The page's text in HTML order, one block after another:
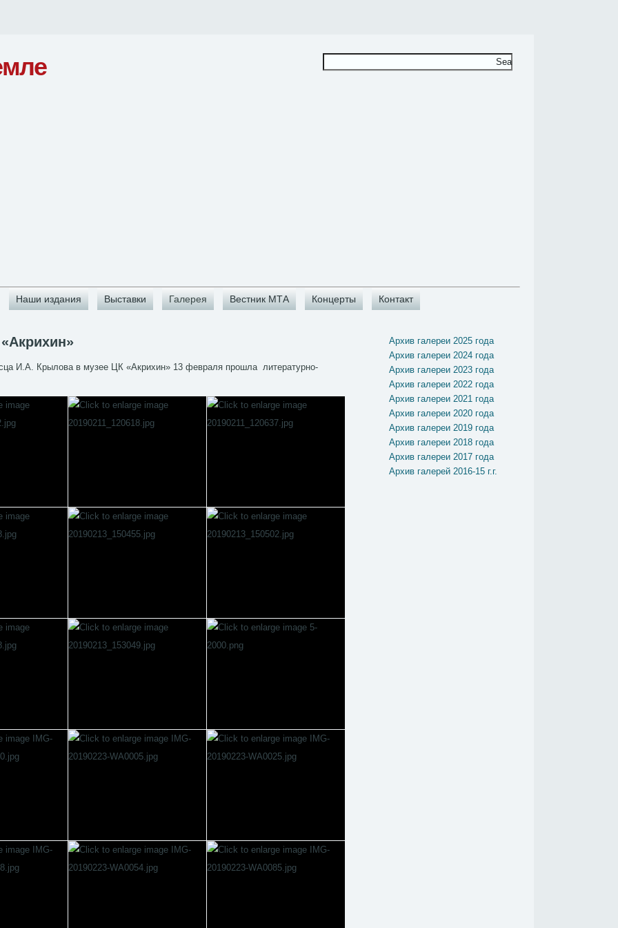
Наши издания Выставки Галерея Вестник МТА Концерты Контакт
И.А. Крылова в музее ЦК «Акрихин» 13 февраля прошла литературно-
Архив галереи 2025 года
Архив галереи 2024 года
Архив галереи 2023 года
Архив галереи 2022 года
Архив галереи 2021 года
Архив галереи 2020 года
Архив галереи 2019 года
Архив галереи 2018 года
Архив галереи 2017 года
Архив галерей 2016-15 г.г.